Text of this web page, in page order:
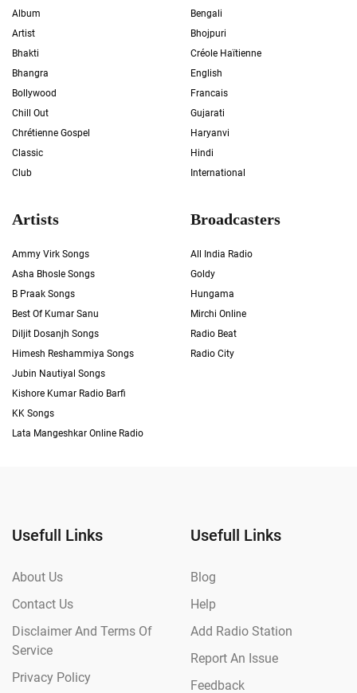
Album
Artist
Bhakti
Bhangra
Bollywood
Chill Out
Chrétienne Gospel
Classic
Club
Bengali
Bhojpuri
Créole Haïtienne
English
Francais
Gujarati
Haryanvi
Hindi
International
Artists
Ammy Virk Songs
Asha Bhosle Songs
B Praak Songs
Best Of Kumar Sanu
Diljit Dosanjh Songs
Himesh Reshammiya Songs
Jubin Nautiyal Songs
Kishore Kumar Radio Barfi
KK Songs
Lata Mangeshkar Online Radio
Broadcasters
All India Radio
Goldy
Hungama
Mirchi Online
Radio Beat
Radio City
Usefull Links
About Us
Contact Us
Disclaimer And Terms Of
Service
Privacy Policy
Usefull Links
Blog
Help
Add Radio Station
Report An Issue
Feedback